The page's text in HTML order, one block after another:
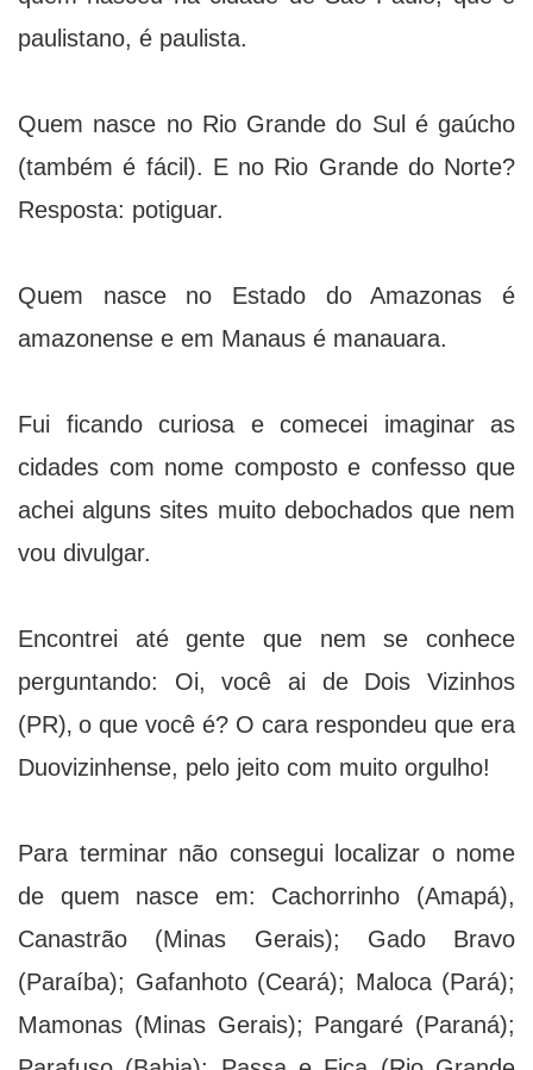
paulistano, é paulista.
Quem nasce no Rio Grande do Sul é gaúcho
(também é fácil). E no Rio Grande do Norte?
Resposta: potiguar.
Quem nasce no Estado do Amazonas é
amazonense e em Manaus é manauara.
Fui ficando curiosa e comecei imaginar as
cidades com nome composto e confesso que
achei alguns sites muito debochados que nem
vou divulgar.
Encontrei até gente que nem se conhece
perguntando: Oi, você ai de Dois Vizinhos
(PR)‚ o que você é? O cara respondeu que era
Duovizinhense, pelo jeito com muito orgulho!
Para terminar não consegui localizar o nome
de quem nasce em: Cachorrinho (Amapá),
Canastrão (Minas Gerais); Gado Bravo
(Paraíba); Gafanhoto (Ceará); Maloca (Pará);
Mamonas (Minas Gerais); Pangaré (Paraná);